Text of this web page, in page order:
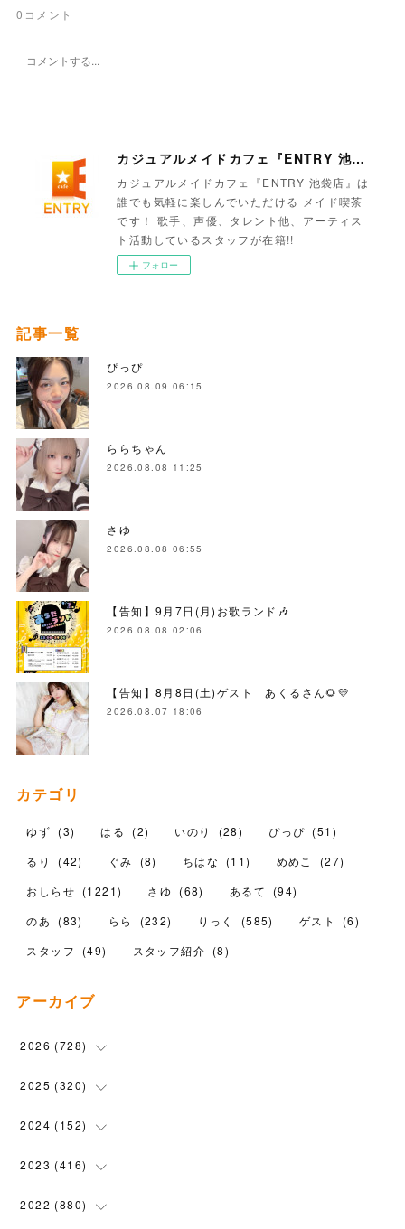
0 コメント
カジュアルメイドカフェ『ENTRY 池袋店』
カジュアルメイドカフェ『ENTRY 池袋店』は
誰でも気軽に楽しんでいただける メイド喫茶
です！ 歌手、声優、タレント他、アーティス
ト活動しているスタッフが在籍!!
フォロー
記事一覧
ぴっぴ
2026.08.09 06:15
ららちゃん
2026.08.08 11:25
さゆ
2026.08.08 06:55
【告知】9月7日(月)お歌ランド🎶
2026.08.08 02:06
【告知】8月8日(土)ゲスト あくるさん🌻💛
2026.08.07 18:06
カテゴリ
ゆず (3) はる (2) いのり (28) ぴっぴ (51 )
るり
(42) ぐみ (8) ちはな (11) めめこ (27)
おしらせ (1221) さゆ (68) あるて (94)
のあ
(83) らら (232) りっく (585) ゲスト (6)
スタッフ
(49) スタッフ紹介 (8)
アーカイブ
2026 (728)
(19)
(104
( 110
( 119
2025 (320)
(90)
( 100
(72)
2024 (152)
(5 )
(5)
2023 (416)
(28)
2022 (880)